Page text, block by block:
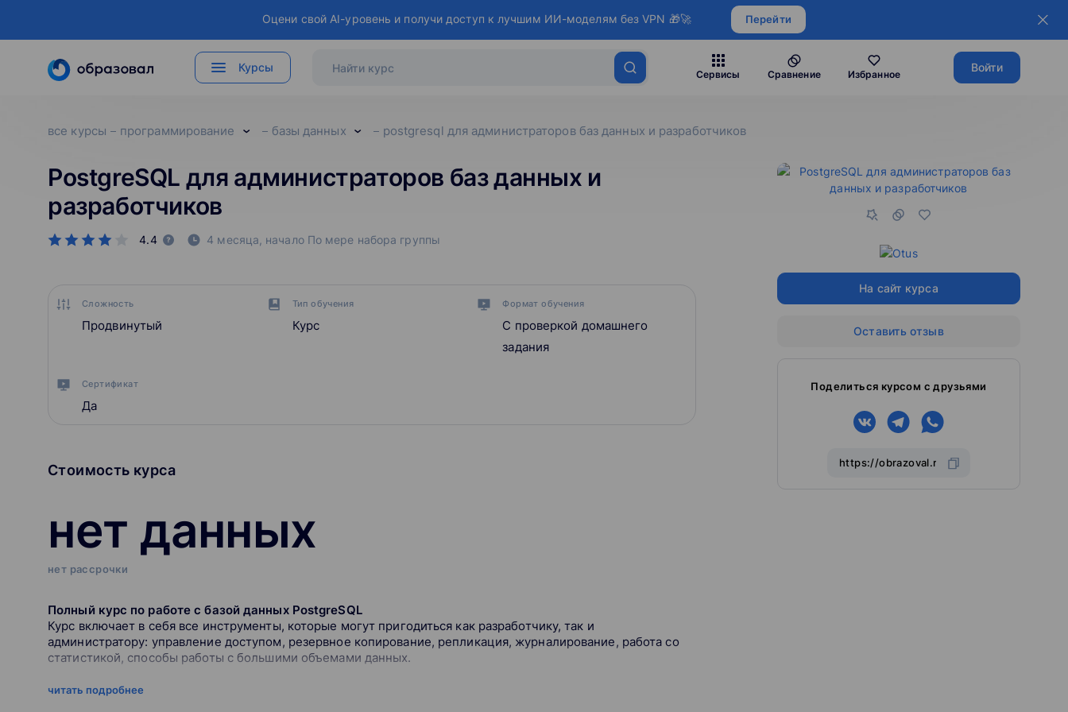
Оцени свой AI-уровень и получи доступ к лучшим ИИ-моделям без VPN 🎁🚀 Перейти
Курсы
Сервисы Сравнение Избранное
Войти
все курсы программирование базы данных postgresql для администраторов баз данных и разработчиков
PostgreSQL для администраторов баз данных и
разработчиков
4.4 4 месяца, начало По мере набора группы
Сложность
Продвинутый
Тип обучения
Курс
Формат обучения
С проверкой домашнего
задания
Сертификат
Да
Стоимость курса
нет данных
нет рассрочки
Полный курс по работе с базой данных PostgreSQL
Курс включает в себя все инструменты, которые могут пригодиться как разработчику, так и
администратору: управление доступом, резервное копирование, репликация, журналирование, работа со
статистикой, способы работы с большими объемами данных.
Курс обеспечивает глубокое погружение в PostgreSQL, чтобы проектировать базы данных так, чтобы
читать подробнее
На сайт курса
Оставить отзыв
Поделиться курсом с друзьями